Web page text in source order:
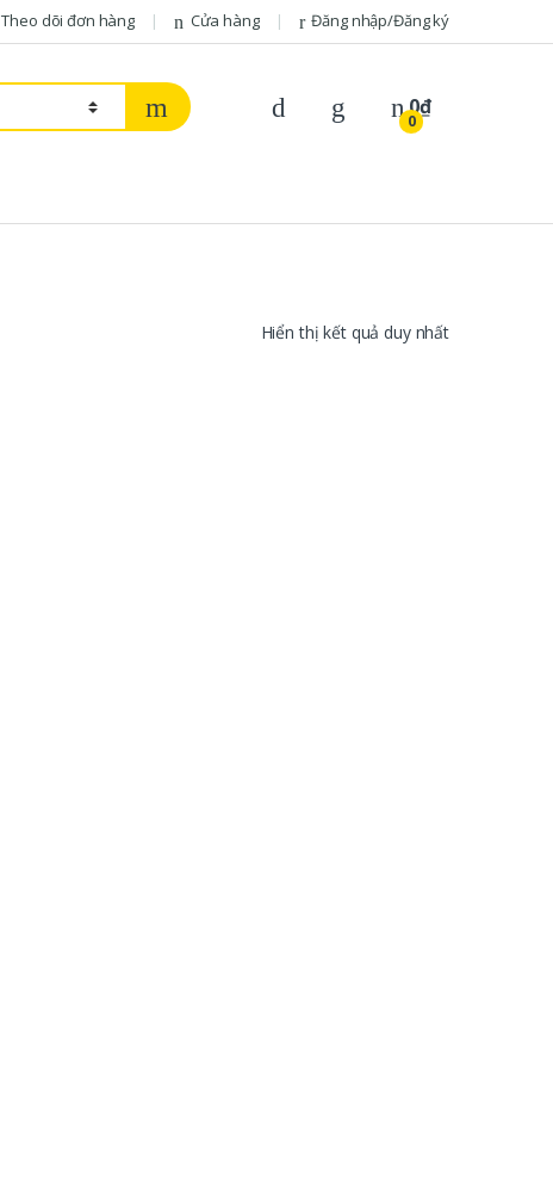
Theo dõi đơn hàng Cửa hàng Đăng nhập/Đăng ký
0
0₫
Hiển thị kết quả duy nhất